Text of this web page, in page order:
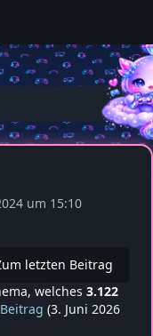
um 15:10
letzten Beitrag
welches 3.122
(3. Juni 2026